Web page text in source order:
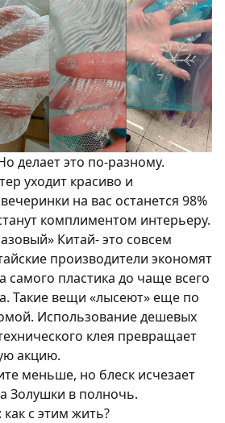
делает это по-разному.
уходит красиво и
на вас останется 98%
комплиментом интерьеру.
Китай- это совсем
производители экономят
самого пластика до чаще всего
Такие вещи «лысеют» еще по
Использование дешевых
клея превращает
акцию.
меньше, но блеск исчезает
Золушки в полночь.
с этим жить?